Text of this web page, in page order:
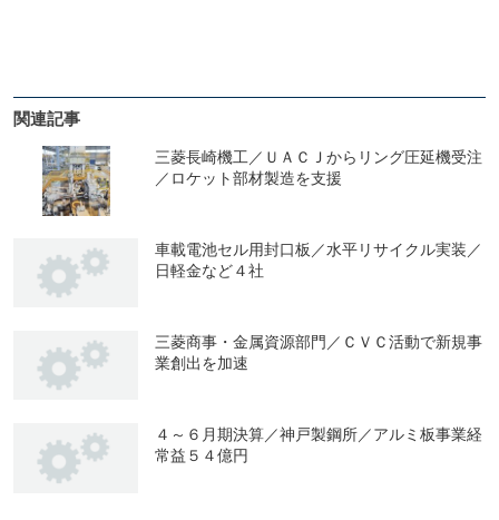
関連記事
三菱長崎機工／ＵＡＣＪからリング圧延機受注
／ロケット部材製造を支援
車載電池セル用封口板／水平リサイクル実装／
日軽金など４社
三菱商事・金属資源部門／ＣＶＣ活動で新規事
業創出を加速
４～６月期決算／神戸製鋼所／アルミ板事業経
常益５４億円